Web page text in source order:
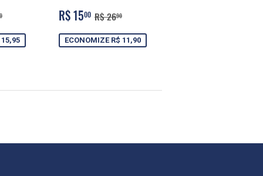
NORMAL
15,95
PREÇO
PROMOCIONAL
R$ 1500 R$
15,00
PREÇO NORMAL
R$ 2690
ECONOMIZE R$ 11,90